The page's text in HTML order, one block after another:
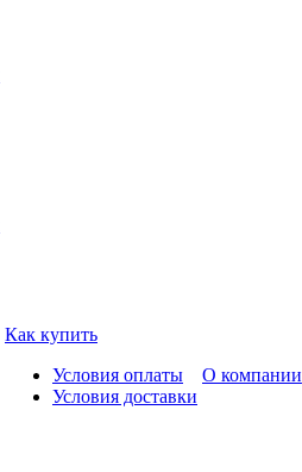
Как купить
Условия оплаты
Условия доставки
О компании